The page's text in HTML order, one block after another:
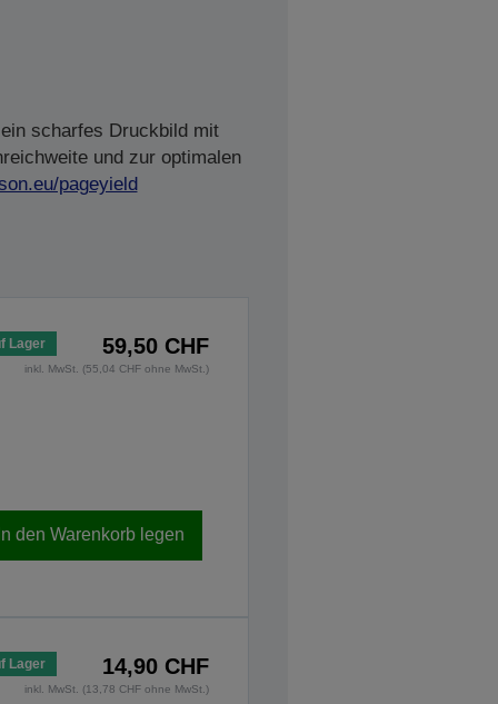
scharfes Druckbild mit
und zur optimalen
pageyield
Lager 59,50 CHF
inkl. MwSt. (55,04 CHF ohne MwSt.)
In den Warenkorb legen
Lager 14,90 CHF
inkl. MwSt. (13,78 CHF ohne MwSt.)